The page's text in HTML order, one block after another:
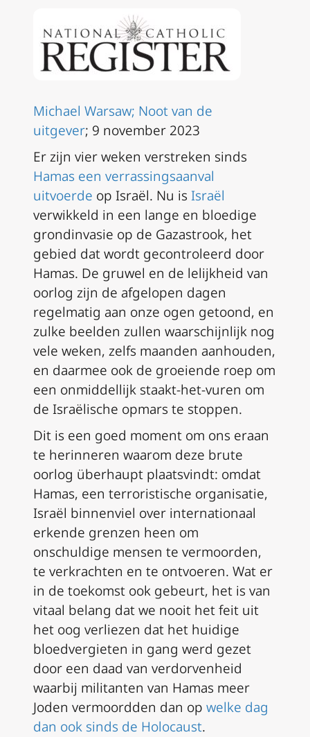
Michael Warsaw; Noot van de
uitgever; 9 november 2023
Er zijn vier weken verstreken sinds
Hamas een verrassingsaanval
uitvoerde op Israël. Nu is Israël
verwikkeld in een lange en bloedige
grondinvasie op de Gazastrook, het
gebied dat wordt gecontroleerd door
Hamas. De gruwel en de lelijkheid van
oorlog zijn de afgelopen dagen
regelmatig aan onze ogen getoond, en
zulke beelden zullen waarschijnlijk nog
vele weken, zelfs maanden aanhouden,
en daarmee ook de groeiende roep om
een onmiddellijk staakt-het-vuren om
de Israëlische opmars te stoppen.
Dit is een goed moment om ons eraan
te herinneren waarom deze brute
oorlog überhaupt plaatsvindt: omdat
Hamas, een terroristische organisatie,
Israël binnenviel over internationaal
erkende grenzen heen om
onschuldige mensen te vermoorden,
te verkrachten en te ontvoeren. Wat er
in de toekomst ook gebeurt, het is van
vitaal belang dat we nooit het feit uit
het oog verliezen dat het huidige
bloedvergieten in gang werd gezet
door een daad van verdorvenheid
waarbij militanten van Hamas meer
Joden vermoordden dan op welke dag
dan ook sinds de Holocaust.